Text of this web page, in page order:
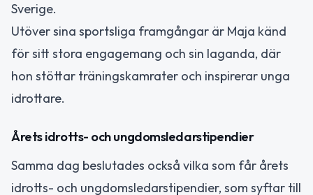
Sverige.
Utöver sina sportsliga framgångar är Maja känd
för sitt stora engagemang och sin laganda, där
hon stöttar träningskamrater och inspirerar unga
idrottare.
Årets idrotts- och ungdomsledarstipendier
Samma dag beslutades också vilka som får årets
idrotts- och ungdomsledarstipendier, som syftar till